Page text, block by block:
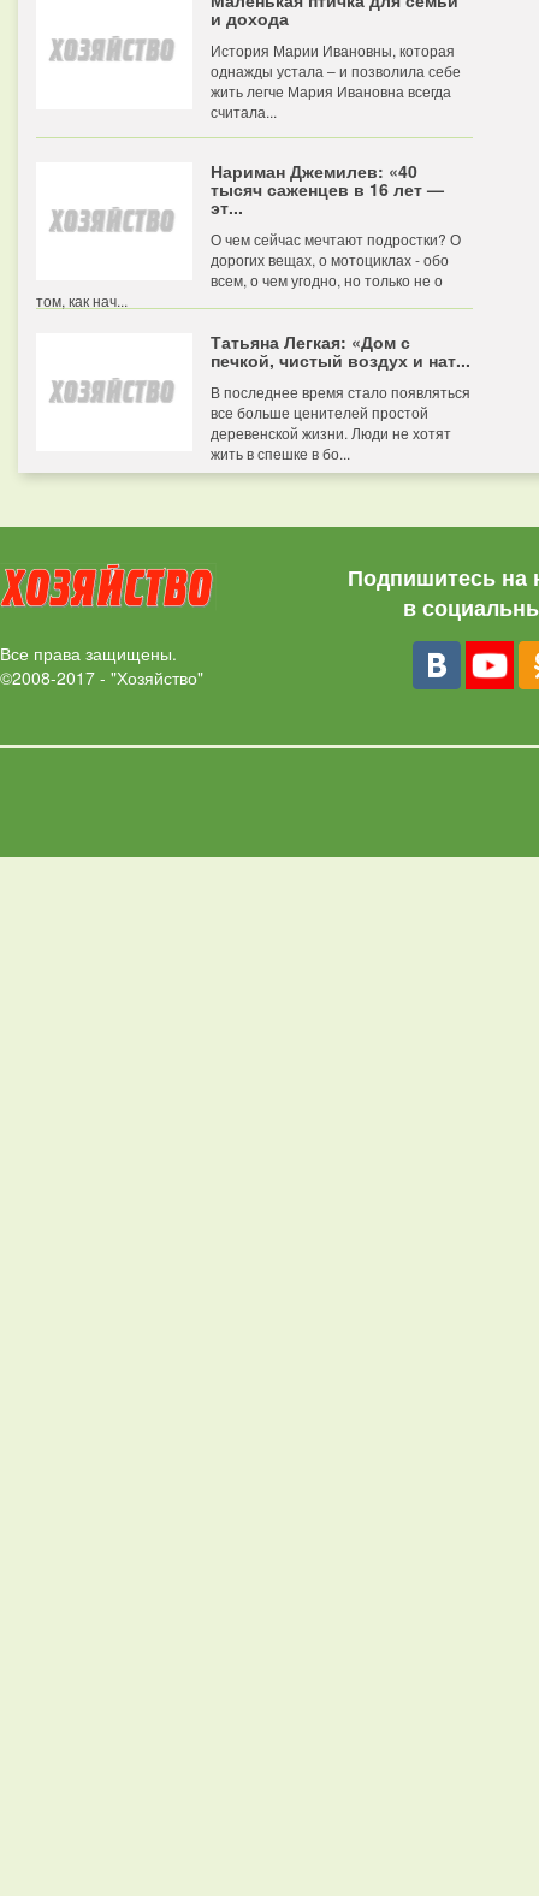
и дохода
История Марии Ивановны, которая
однажды устала – и позволила себе
жить легче Мария Ивановна всегда
считала...
Нариман Джемилев: «40
тысяч саженцев в 16 лет —
эт...
О чем сейчас мечтают подростки? О
дорогих вещах, о мотоциклах - обо
всем, о чем угодно, но только не о
том, как нач...
Татьяна Легкая: «Дом с
печкой, чистый воздух и нат...
В последнее время стало появляться
все больше ценителей простой
деревенской жизни. Люди не хотят
жить в спешке в бо...
Все права защищены.
©2008-2017 - "Хозяйство"
Подпишитесь на
в